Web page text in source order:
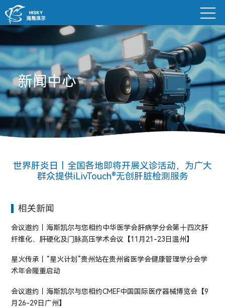
新闻中心
世界肝炎日丨全国各地即将开展义诊活动，为广大
群众提供iLivTouch®无创肝脏检测服务
相关新闻
会议邀约丨海斯凯尔与您相约中华医学会肝病学分会第⼗四次肝
纤维化、肝硬化及⻔脉⾼压学术会议【11月21-23日温州】
星火传承丨“星火计划”贵州站在贵州省医学会健康管理学分会学
术年会隆重启动
会议邀约丨海斯凯尔与您相约CMEF中国国际医疗器械博览会【9
月26-29日广州】